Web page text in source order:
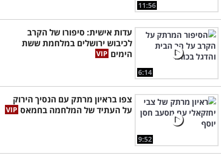
11:56
6:14
עדות אישית: סיפורו של הקרב
לכיבוש ירושלים במלחמת ששת
הימים
9:52
צפו בראיון מרתק עם הנסיך הירוק
על העתיד של המלחמה בחמאס